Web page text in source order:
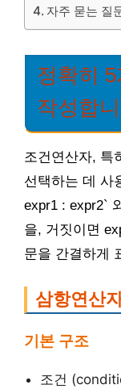
자주 묻는 질
정확히
작성합
조건연산자, 특
선택하는 데 사
expr1 : expr2`
을, 거짓이면
문을 간결하게
삼항연산
기본 구조
조건